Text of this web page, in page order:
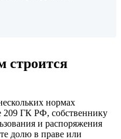
строится
нормах
209 ГК РФ, собственнику
и распоряжения
долю в праве или